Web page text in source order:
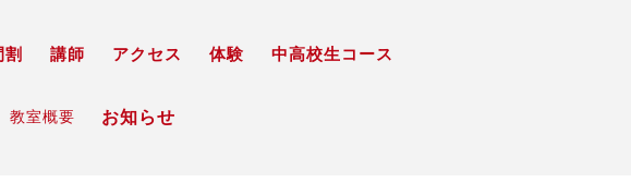
割 講師 アクセス 体験
中高校生コース
教室概要 お知らせ